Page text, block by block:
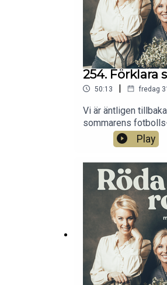
254. Förklara
50:13 | fredag
Vi är äntligen
sommarens
steg hur manPlay